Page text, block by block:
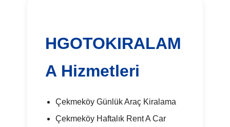
HGOTOKIRALAM
A Hizmetleri
Çekmeköy Günlük Araç Kiralama
Çekmeköy Haftalık Rent A Car